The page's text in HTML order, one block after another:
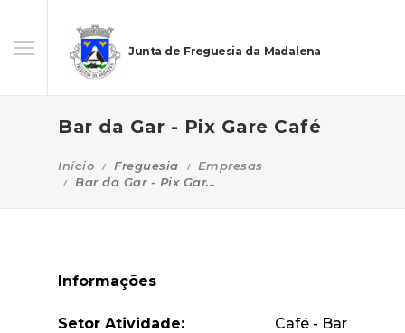
Junta de Freguesia da Madalena
Bar da Gar - Pix Gare Café
Início Freguesia
Empresas
Bar da Gar - Pix Gar...
Informações
Setor Atividade: Café - Bar